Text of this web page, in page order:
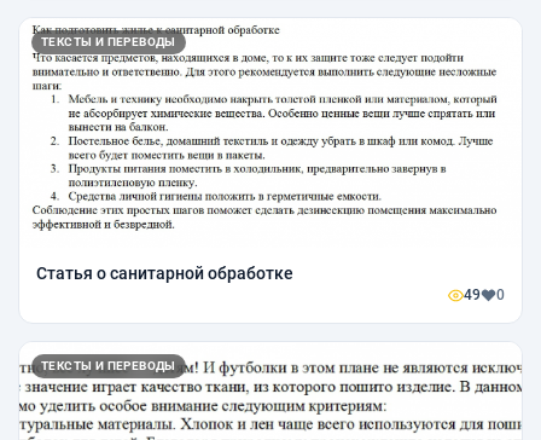
ТЕКСТЫ И ПЕРЕВОДЫ
Статья о санитарной обработке
49 0
ТЕКСТЫ И ПЕРЕВОДЫ